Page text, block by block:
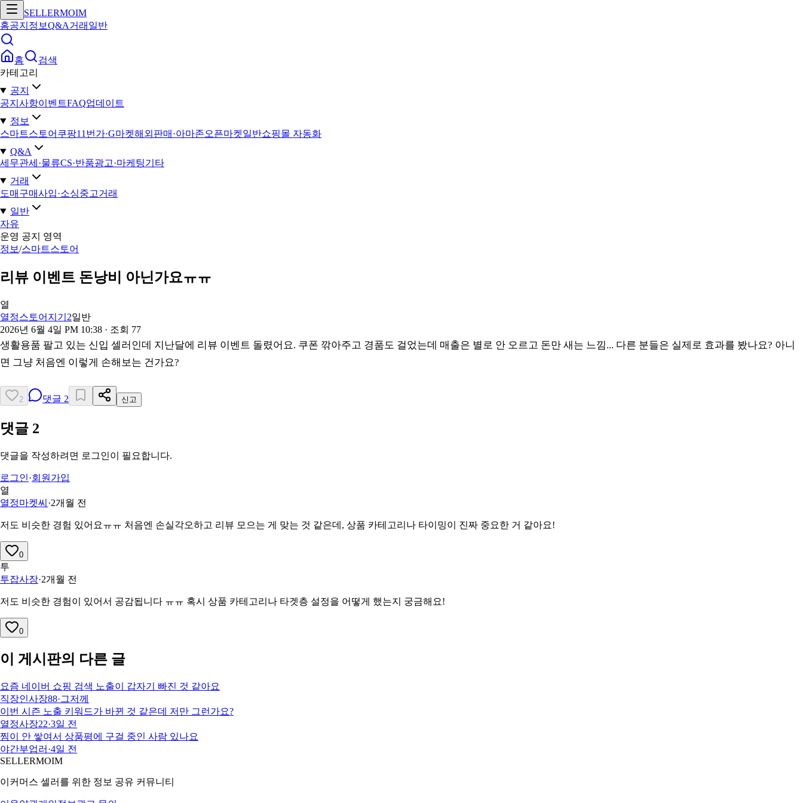
SELLERMOIM
홈공지 정보Q&A거래 일반
홈
검색
카테고리
공지
공지사항이벤트FAQ업데이트
정보
스마트스토어 쿠팡11번가·G마켓해외판매·아마존오픈마켓일반쇼핑몰 자동화
Q&A
세무관세·물류CS·반품광고·마케팅기타
거래
도매구매사입·소싱중고거래
일반
자유
운영 공지 영역
정보/스마트스토어
리뷰 이벤트 돈낭비 아닌가요ㅠㅠ
열
열정스토어지기2일반
2026년 6월 4일 PM 10:38 · 조회 77
생활용품 팔고 있는 신입 셀러인데 지난달에 리뷰 이벤트 돌렸어요. 쿠폰 깎아주고 경품도 걸었는데 매출은 별로 안 오르고 돈만 새는 느낌... 다른 분들은 실제로 효과를 봤나요? 아니
면 그냥 처음엔 이렇게 손해보는 건가요?
2 댓글 2 신고
댓글 2
댓글을 작성하려면 로그인이 필요합니다.
로그인·회원가입
열
열정마켓씨 ·2개월 전
저도 비슷한 경험 있어요ㅠㅠ 처음엔 손실각오하고 리뷰 모으는 게 맞는 것 같은데, 상품 카테고리나 타이밍이 진짜 중요한 거 같아요!
0
투
투잡사장·2개월 전
저도 비슷한 경험이 있어서 공감됩니다 ㅠㅠ 혹시 상품 카테고리나 타겟층 설정을 어떻게 했는지 궁금해요!
0
이 게시판의 다른 글
요즘 네이버 쇼핑 검색 노출이 갑자기 빠진 것 같아요
직장인사장88·그저께
이번 시즌 노출 키워드가 바뀐 것 같은데 저만 그런가요?
열정사장22·3일 전
찜이 안 쌓여서 상품평에 구걸 중인 사람 있나요
야간부업러 ·4일 전
SELLERMOIM
이커머스 셀러를 위한 정보 공유 커뮤니티